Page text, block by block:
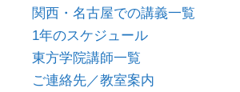
関西・名古屋での講義一覧
1年のスケジュール
東方学院講師一覧
ご連絡先／教室案内